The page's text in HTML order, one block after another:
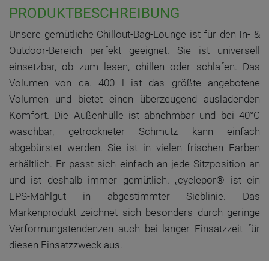
PRODUKTBESCHREIBUNG
Unsere gemütliche Chillout-Bag-Lounge ist für den In- &
Outdoor-Bereich perfekt geeignet. Sie ist universell
einsetzbar, ob zum lesen, chillen oder schlafen. Das
Volumen von ca. 400 l ist das größte angebotene
Volumen und bietet einen überzeugend ausladenden
Komfort. Die Außenhülle ist abnehmbar und bei 40°C
waschbar, getrockneter Schmutz kann einfach
abgebürstet werden. Sie ist in vielen frischen Farben
erhältlich. Er passt sich einfach an jede Sitzposition an
und ist deshalb immer gemütlich. „cyclepor® ist ein
EPS-Mahlgut in abgestimmter Sieblinie. Das
Markenprodukt zeichnet sich besonders durch geringe
Verformungstendenzen auch bei langer Einsatzzeit für
diesen Einsatzzweck aus.